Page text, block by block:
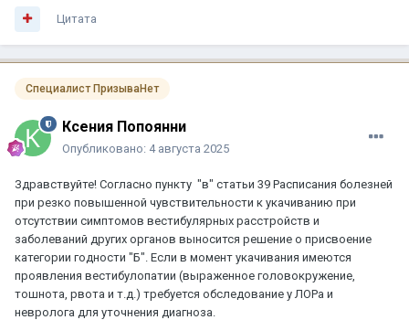
Цитата
Специалист ПризываНет
Ксения Попоянни
Опубликовано: 4 августа 2025
Здравствуйте! Согласно пункту "в" статьи 39 Расписания болезней
при резко повышенной чувствительности к укачиванию при
отсутствии симптомов вестибулярных расстройств и
заболеваний других органов выносится решение о присвоение
категории годности "Б". Если в момент укачивания имеются
проявления вестибулопатии (выраженное головокружение,
тошнота, рвота и т.д.) требуется обследование у ЛОРа и
невролога для уточнения диагноза.